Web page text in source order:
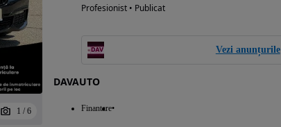
1 / 6
Profesionist • Publicat
Vezi anunțurile
DAVAUTO
Finantare